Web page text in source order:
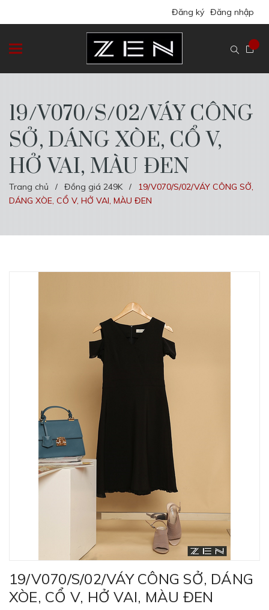
Đăng ký Đăng nhập
19/V070/S/02/VÁY CÔNG
SỞ, DÁNG XÒE, CỔ V,
HỞ VAI, MÀU ĐEN
Trang chủ / Đồng giá 249K /
19/V070/S/02/VÁY CÔNG SỞ,
DÁNG XÒE, CỔ V, HỞ VAI, MÀU ĐEN
19/V070/S/02/VÁY CÔNG SỞ, DÁNG
XÒE, CỔ V, HỞ VAI, MÀU ĐEN